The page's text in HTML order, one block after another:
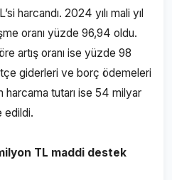
harcandı. 2024 yılı mali yıl
oranı yüzde 96,94 oldu.
artış oranı ise yüzde 98
giderleri ve borç ödemeleri
tutarı ise 54 milyar
edildi.
TL maddi destek